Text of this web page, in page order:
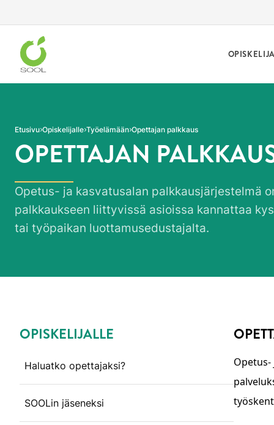
Etusivu Opiskelijalle Työelämään Opettajan palkkaus
OPETTAJAN
Opetus- ja kasvatusalan palkkausjärjestelmä
palkkaukseen liittyvissä asioissa kannattaa
tai työpaikan luottamusedustajalta.
Ohita valikko
OPISKELIJALLE
Haluatko opettajaksi?
SOOLin jäseneksi